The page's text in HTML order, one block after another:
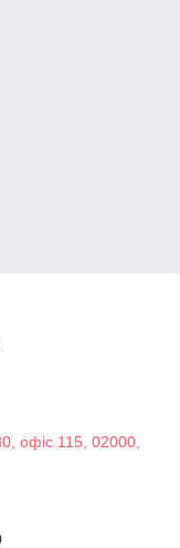
офіс 115, 02000,